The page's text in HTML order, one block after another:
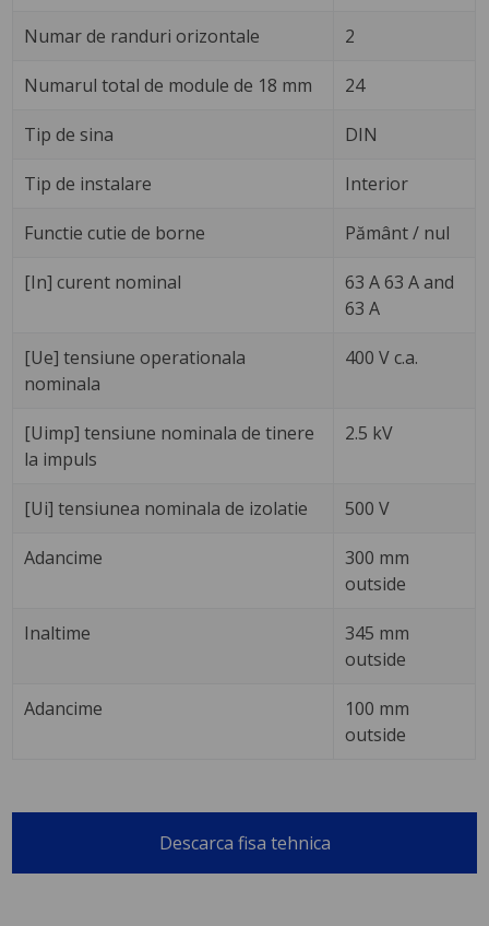
Numar de randuri orizontale 2
Numarul total de module de 18 mm 24
Tip de sina DIN
Tip de instalare Interior
Functie cutie de borne Pământ / nul
[In] curent nominal
63 A 63 A and
63 A
[Ue] tensiune operationala
nominala
400 V c.a.
[Uimp] tensiune nominala de tinere
la impuls
2.5 kV
[Ui] tensiunea nominala de izolatie 500 V
Adancime
300 mm
outside
Inaltime
345 mm
outside
Adancime
100 mm
outside
Descarca fisa tehnica